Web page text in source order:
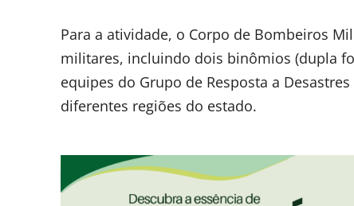
Para a atividade, o Corpo de Bombeiros
militares, incluindo dois binômios (dupla
equipes do Grupo de Resposta a
diferentes regiões do estado.